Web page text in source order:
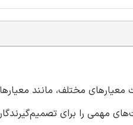
مختلف، مانند
مهمی را برای